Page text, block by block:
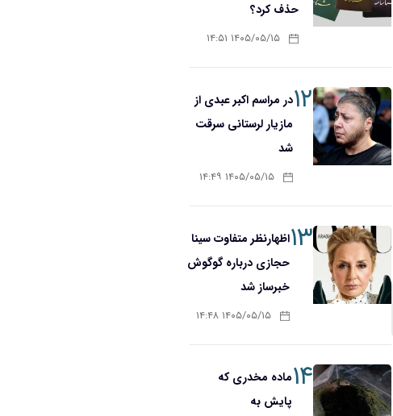
حذف کرد؟
۱۴۰۵/۰۵/۱۵ ۱۴:۵۱
۱۲در مراسم اکبر عبدی از
مازیار لرستانی سرقت
شد
۱۴۰۵/۰۵/۱۵ ۱۴:۴۹
۱۳اظهارنظر متفاوت سینا
حجازی درباره گوگوش
خبرساز شد
۱۴۰۵/۰۵/۱۵ ۱۴:۴۸
۱۴ماده مخدری که
پایش به